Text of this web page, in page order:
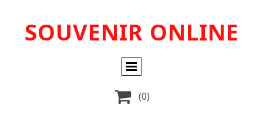
SOUVENIR ONLINE
 (0)